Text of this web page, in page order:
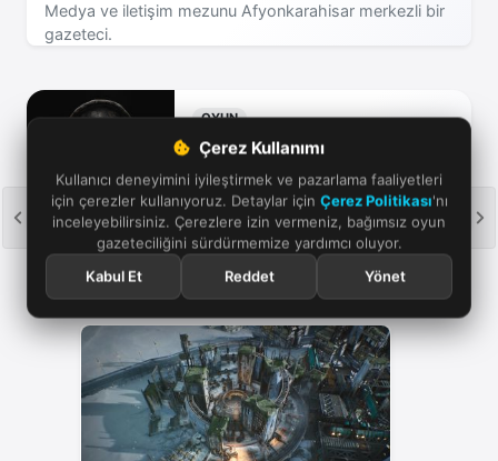
Çerez Kullanımı
Kullanıcı deneyimini iyileştirmek ve pazarlama faaliyetleri
için çerezler kullanıyoruz. Detaylar için Çerez Politikası'nı
inceleyebilirsiniz. Çerezlere izin vermeniz, bağımsız oyun
gazeteciliğini sürdürmemize yardımcı oluyor.
Kabul Et
Reddet Yönet
Medya ve iletişim mezunu Afyonkarahisar merkezli bir
gazeteci.
OYUN
Frostpunk 2
20 Eylül 2024